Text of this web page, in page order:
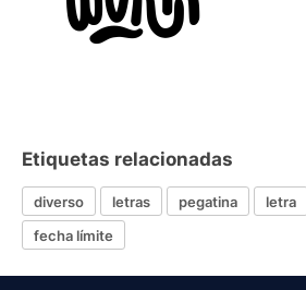
Etiquetas relacionadas
diverso letras pegatina letra
fecha límite